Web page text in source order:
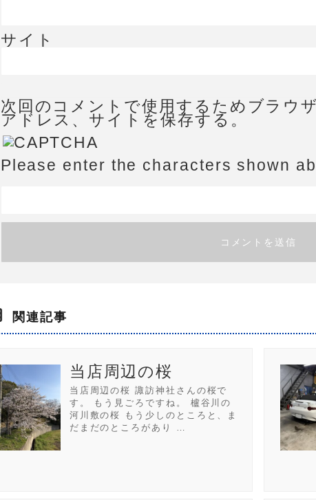
サイト
次回のコメントで使用するためブラウ
アドレス、サイトを保存する。
Please enter the characters shown
関連記事
当店周辺の桜
当店周辺の桜 諏訪神社さんの桜で
す。 もう見ごろですね。 櫨谷川の
河川敷の桜 もう少しのところと、ま
だまだのところがあり …